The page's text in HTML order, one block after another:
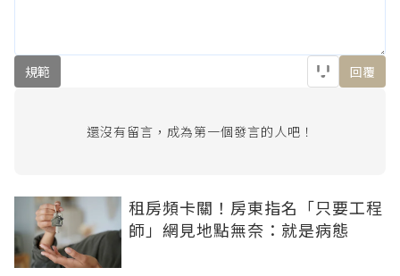
規範 回覆
還沒有留言，成為第一個發言的人吧！
租房頻卡關！房東指名「只要工程
師」網見地點無奈：就是病態